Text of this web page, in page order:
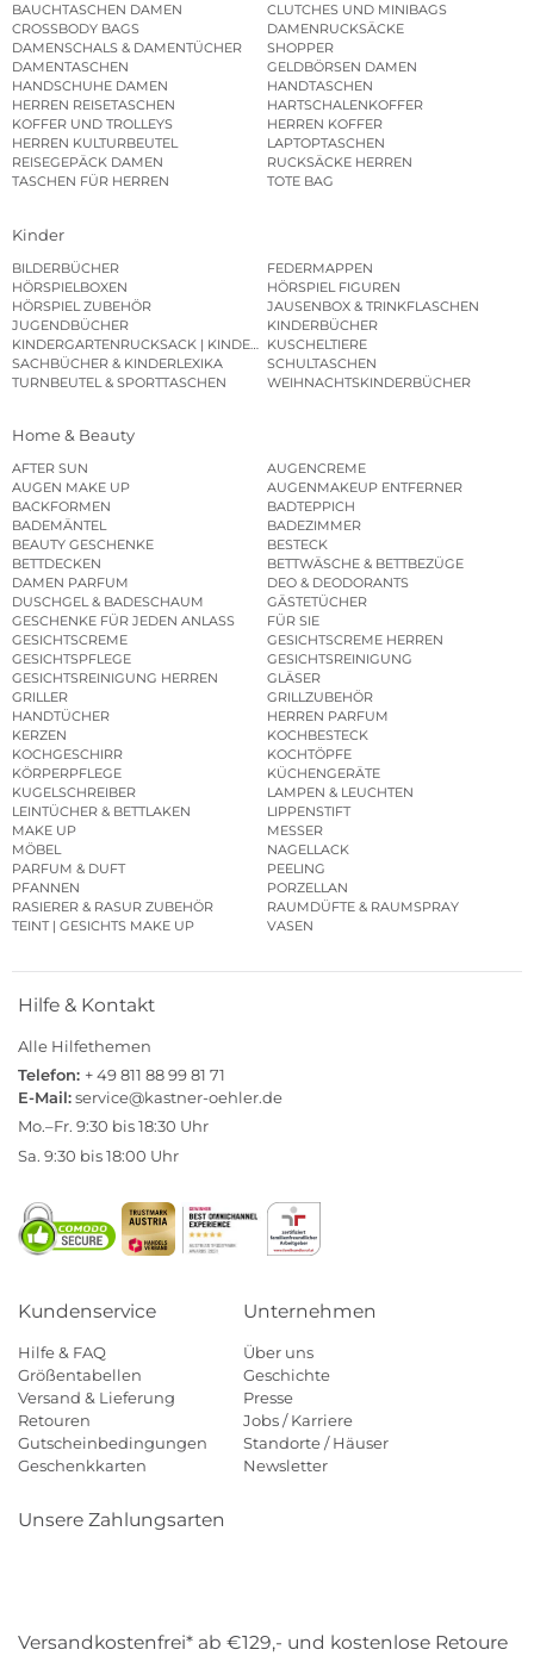
BAUCHTASCHEN DAMEN
CLUTCHES UND MINIBAGS
CROSSBODY BAGS
DAMENRUCKSÄCKE
DAMENSCHALS & DAMENTÜCHER
SHOPPER
DAMENTASCHEN
GELDBÖRSEN DAMEN
HANDSCHUHE DAMEN
HANDTASCHEN
HERREN REISETASCHEN
HARTSCHALENKOFFER
KOFFER UND TROLLEYS
HERREN KOFFER
HERREN KULTURBEUTEL
LAPTOPTASCHEN
REISEGEPÄCK DAMEN
RUCKSÄCKE HERREN
TASCHEN FÜR HERREN
TOTE BAG
Kinder
BILDERBÜCHER
FEDERMAPPEN
HÖRSPIELBOXEN
HÖRSPIEL FIGUREN
HÖRSPIEL ZUBEHÖR
JAUSENBOX & TRINKFLASCHEN
JUGENDBÜCHER
KINDERBÜCHER
KINDERGARTENRUCKSACK | KINDERGARTENBEUTEL
KUSCHELTIERE
SACHBÜCHER & KINDERLEXIKA
SCHULTASCHEN
TURNBEUTEL & SPORTTASCHEN
WEIHNACHTSKINDERBÜCHER
Home & Beauty
AFTER SUN
AUGENCREME
AUGEN MAKE UP
AUGENMAKEUP ENTFERNER
BACKFORMEN
BADTEPPICH
BADEMÄNTEL
BADEZIMMER
BEAUTY GESCHENKE
BESTECK
BETTDECKEN
BETTWÄSCHE & BETTBEZÜGE
DAMEN PARFUM
DEO & DEODORANTS
DUSCHGEL & BADESCHAUM
GÄSTETÜCHER
GESCHENKE FÜR JEDEN ANLASS
FÜR SIE
GESICHTSCREME
GESICHTSCREME HERREN
GESICHTSPFLEGE
GESICHTSREINIGUNG
GESICHTSREINIGUNG HERREN
GLÄSER
GRILLER
GRILLZUBEHÖR
HANDTÜCHER
HERREN PARFUM
KERZEN
KOCHBESTECK
KOCHGESCHIRR
KOCHTÖPFE
KÖRPERPFLEGE
KÜCHENGERÄTE
KUGELSCHREIBER
LAMPEN & LEUCHTEN
LEINTÜCHER & BETTLAKEN
LIPPENSTIFT
MAKE UP
MESSER
MÖBEL
NAGELLACK
PARFUM & DUFT
PEELING
PFANNEN
PORZELLAN
RASIERER & RASUR ZUBEHÖR
RAUMDÜFTE & RAUMSPRAY
TEINT | GESICHTS MAKE UP
VASEN
Hilfe & Kontakt
Alle Hilfethemen
Telefon: + 49 811 88 99 81 71
E-Mail:service@kastner-oehler.de
Mo.–Fr. 9:30 bis 18:30 Uhr
Sa. 9:30 bis 18:00 Uhr
Kundenservice
Hilfe & FAQ
Größentabellen
Versand & Lieferung
Retouren
Gutscheinbedingungen
Geschenkkarten
Unternehmen
Über uns
Geschichte
Presse
Jobs / Karriere
Standorte / Häuser
Newsletter
Unsere Zahlungsarten
Versandkostenfrei* ab €129,- und kostenlose Retoure